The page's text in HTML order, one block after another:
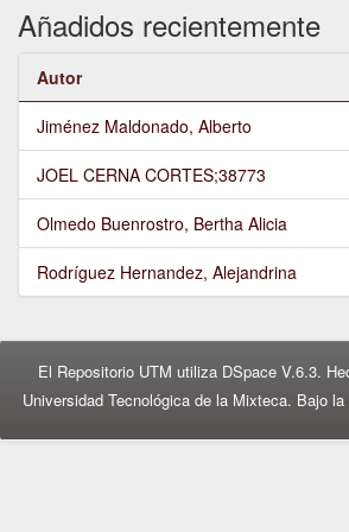
Añadidos recientemente
Autor
Jiménez Maldonado, Alberto
JOEL CERNA CORTES;38773
Olmedo Buenrostro, Bertha Alicia
Rodríguez Hernandez, Alejandrina
El Repositorio UTM utiliza DSpace V.6.3.
Universidad Tecnológica de la Mixteca. Bajo